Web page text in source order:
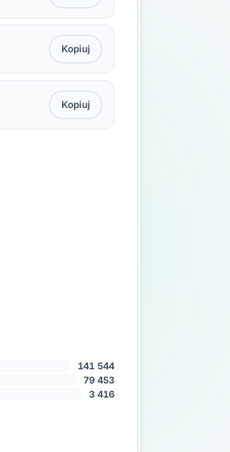
Kopiuj
Kopiuj
141 544
79 453
3 416